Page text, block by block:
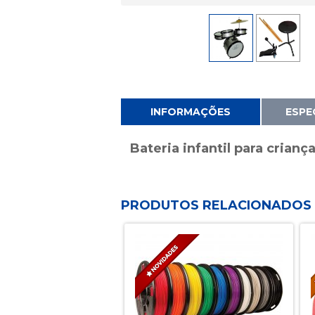
INFORMAÇÕES
Bateria infantil para
PRODUTOS RELACIONADOS